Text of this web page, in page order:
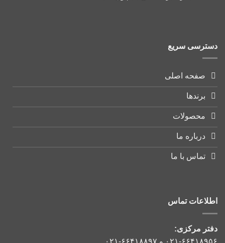
دسترسی سریع
صفحه اصلی
برندها
محصولات
درباره ما
تماس با ما
اطلاعات تماس
دفتر مرکزی:
۰۲۱-۶۶۴۱۸۹۵۶ و ۰۲۱-۶۶۴۱۸۸۹۷